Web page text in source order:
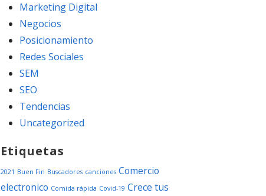
Marketing Digital
Negocios
Posicionamiento
Redes Sociales
SEM
SEO
Tendencias
Uncategorized
Etiquetas
2021 Buen Fin Buscadores canciones Comercio
electronico Comida rápida Covid-19 Crece tus